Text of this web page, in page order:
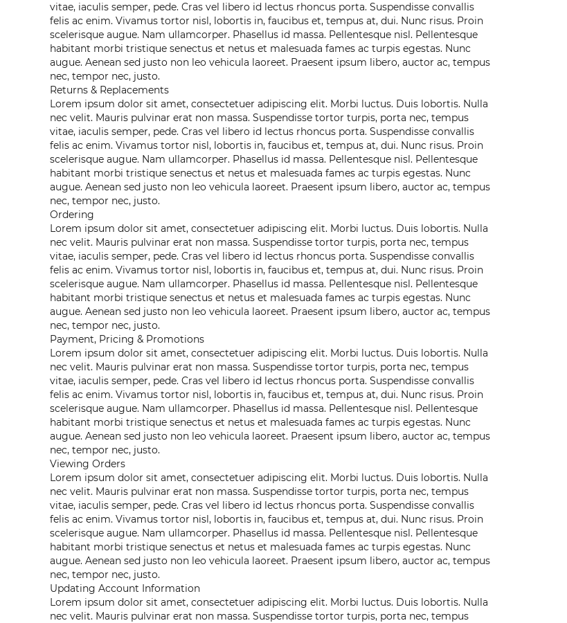
vitae, iaculis semper, pede. Cras vel libero id lectus rhoncus porta. Suspendisse convallis
felis ac enim. Vivamus tortor nisl, lobortis in, faucibus et, tempus at, dui. Nunc risus. Proin
scelerisque augue. Nam ullamcorper. Phasellus id massa. Pellentesque nisl. Pellentesque
habitant morbi tristique senectus et netus et malesuada fames ac turpis egestas. Nunc
augue. Aenean sed justo non leo vehicula laoreet. Praesent ipsum libero, auctor ac, tempus
nec, tempor nec, justo.
Returns & Replacements
Lorem ipsum dolor sit amet, consectetuer adipiscing elit. Morbi luctus. Duis lobortis. Nulla
nec velit. Mauris pulvinar erat non massa. Suspendisse tortor turpis, porta nec, tempus
vitae, iaculis semper, pede. Cras vel libero id lectus rhoncus porta. Suspendisse convallis
felis ac enim. Vivamus tortor nisl, lobortis in, faucibus et, tempus at, dui. Nunc risus. Proin
scelerisque augue. Nam ullamcorper. Phasellus id massa. Pellentesque nisl. Pellentesque
habitant morbi tristique senectus et netus et malesuada fames ac turpis egestas. Nunc
augue. Aenean sed justo non leo vehicula laoreet. Praesent ipsum libero, auctor ac, tempus
nec, tempor nec, justo.
Ordering
Lorem ipsum dolor sit amet, consectetuer adipiscing elit. Morbi luctus. Duis lobortis. Nulla
nec velit. Mauris pulvinar erat non massa. Suspendisse tortor turpis, porta nec, tempus
vitae, iaculis semper, pede. Cras vel libero id lectus rhoncus porta. Suspendisse convallis
felis ac enim. Vivamus tortor nisl, lobortis in, faucibus et, tempus at, dui. Nunc risus. Proin
scelerisque augue. Nam ullamcorper. Phasellus id massa. Pellentesque nisl. Pellentesque
habitant morbi tristique senectus et netus et malesuada fames ac turpis egestas. Nunc
augue. Aenean sed justo non leo vehicula laoreet. Praesent ipsum libero, auctor ac, tempus
nec, tempor nec, justo.
Payment, Pricing & Promotions
Lorem ipsum dolor sit amet, consectetuer adipiscing elit. Morbi luctus. Duis lobortis. Nulla
nec velit. Mauris pulvinar erat non massa. Suspendisse tortor turpis, porta nec, tempus
vitae, iaculis semper, pede. Cras vel libero id lectus rhoncus porta. Suspendisse convallis
felis ac enim. Vivamus tortor nisl, lobortis in, faucibus et, tempus at, dui. Nunc risus. Proin
scelerisque augue. Nam ullamcorper. Phasellus id massa. Pellentesque nisl. Pellentesque
habitant morbi tristique senectus et netus et malesuada fames ac turpis egestas. Nunc
augue. Aenean sed justo non leo vehicula laoreet. Praesent ipsum libero, auctor ac, tempus
nec, tempor nec, justo.
Viewing Orders
Lorem ipsum dolor sit amet, consectetuer adipiscing elit. Morbi luctus. Duis lobortis. Nulla
nec velit. Mauris pulvinar erat non massa. Suspendisse tortor turpis, porta nec, tempus
vitae, iaculis semper, pede. Cras vel libero id lectus rhoncus porta. Suspendisse convallis
felis ac enim. Vivamus tortor nisl, lobortis in, faucibus et, tempus at, dui. Nunc risus. Proin
scelerisque augue. Nam ullamcorper. Phasellus id massa. Pellentesque nisl. Pellentesque
habitant morbi tristique senectus et netus et malesuada fames ac turpis egestas. Nunc
augue. Aenean sed justo non leo vehicula laoreet. Praesent ipsum libero, auctor ac, tempus
nec, tempor nec, justo.
Updating Account Information
Lorem ipsum dolor sit amet, consectetuer adipiscing elit. Morbi luctus. Duis lobortis. Nulla
nec velit. Mauris pulvinar erat non massa. Suspendisse tortor turpis, porta nec, tempus